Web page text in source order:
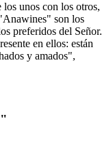
unos con los otros,
son los
preferidos del Señor.
en ellos: están
y amados",